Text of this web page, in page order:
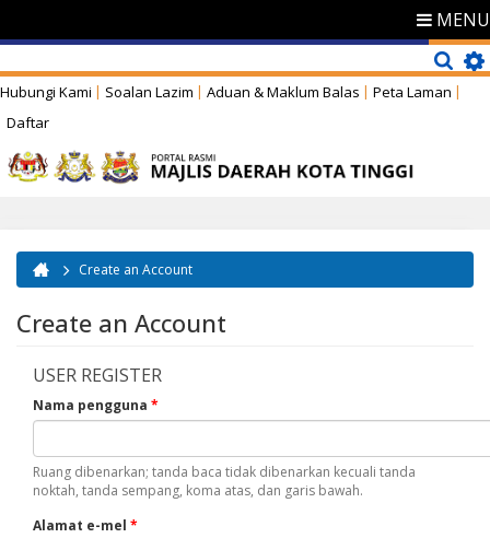
MENU
Hubungi Kami Soalan Lazim Aduan & Maklum Balas
Peta Laman
Daftar
Anda di sini
Create an Account
Create an Account
USER REGISTER
Nama pengguna *
Ruang dibenarkan; tanda baca tidak dibenarkan kecuali tanda
noktah, tanda sempang, koma atas, dan garis bawah.
Alamat e-mel *